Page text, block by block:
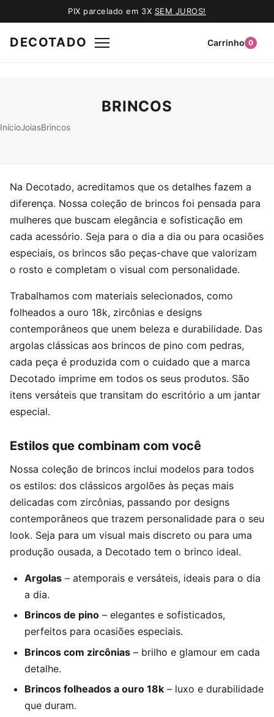
PIX parcelado em 3X SEM JUROS!
DECOTADO Carrinho 0
BRINCOS
InícioJoiasBrincos
Na Decotado, acreditamos que os detalhes fazem a
diferença. Nossa coleção de brincos foi pensada para
mulheres que buscam elegância e sofisticação em
cada acessório. Seja para o dia a dia ou para ocasiões
especiais, os brincos são peças-chave que valorizam
o rosto e completam o visual com personalidade.
Trabalhamos com materiais selecionados, como
folheados a ouro 18k, zircônias e designs
contemporâneos que unem beleza e durabilidade. Das
argolas clássicas aos brincos de pino com pedras,
cada peça é produzida com o cuidado que a marca
Decotado imprime em todos os seus produtos. São
itens versáteis que transitam do escritório a um jantar
especial.
Estilos que combinam com você
Nossa coleção de brincos inclui modelos para todos
os estilos: dos clássicos argolões às peças mais
delicadas com zircônias, passando por designs
contemporâneos que trazem personalidade para o seu
look. Seja para um visual mais discreto ou para uma
produção ousada, a Decotado tem o brinco ideal.
Argolas – atemporais e versáteis, ideais para o dia
a dia.
Brincos de pino – elegantes e sofisticados,
perfeitos para ocasiões especiais.
Brincos com zircônias – brilho e glamour em cada
detalhe.
Brincos folheados a ouro 18k – luxo e durabilidade
que duram.